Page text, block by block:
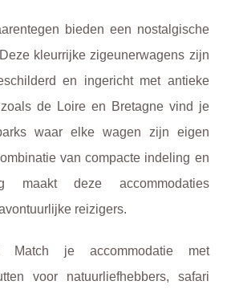
bieden een nostalgische
kleurrijke zigeunerwagens zijn
en ingericht met antieke
de Loire en Bretagne vind je
waar elke wagen zijn eigen
van compacte indeling en
maakt deze accommodaties
reizigers.
je accommodatie met
voor natuurliefhebbers, safari